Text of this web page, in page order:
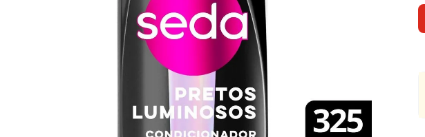
8 detergente
macarrão
10º chocolate